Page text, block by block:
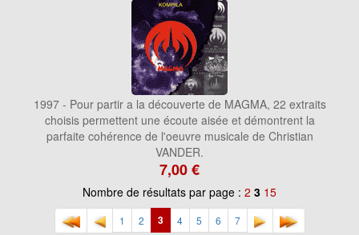
1997 - Pour partir a la découverte de MAGMA, 22 extraits
choisis permettent une écoute aisée et démontrent la
parfaite cohérence de l'oeuvre musicale de Christian
VANDER.
7,00 €
Nombre de résultats par page : 2 3 15
1 2 3 4 5 6 7